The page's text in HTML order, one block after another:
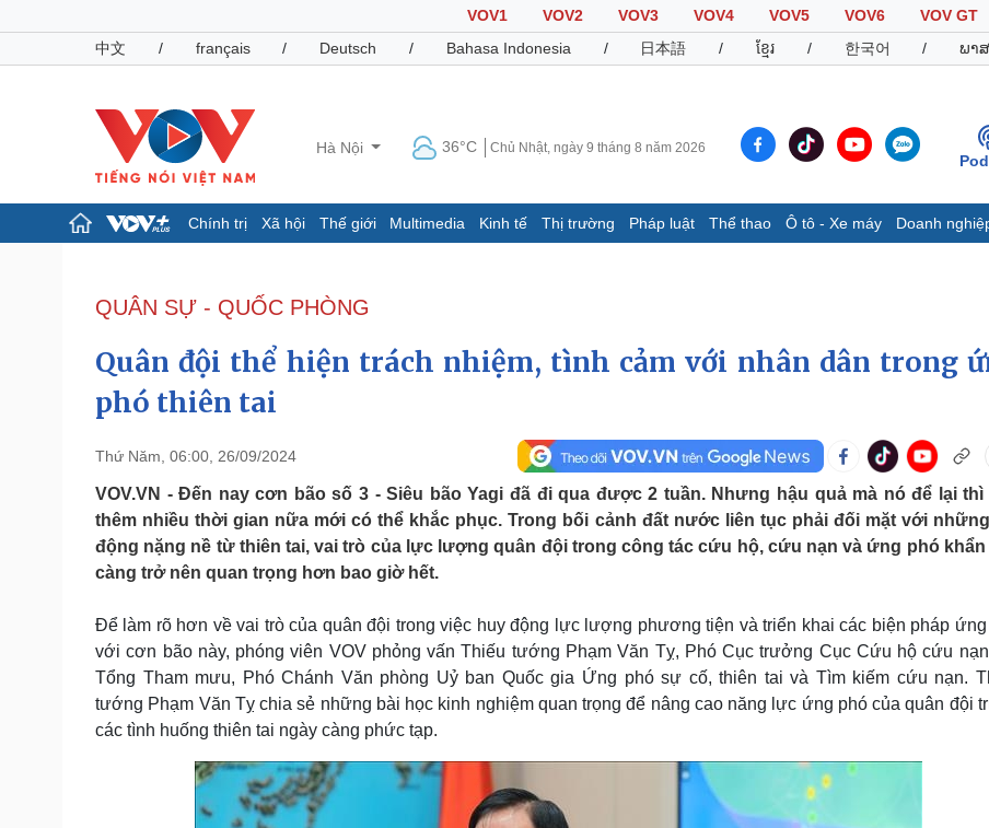
VOV1 VOV2 VOV3 VOV4 VOV5 VOV6
VOV GT
中文
/ français / Deutsch / Bahasa Indonesia / 日本語 / ខ្មែរ / 한국어 / ພາ
Hà Nội 36°C Chủ Nhật, ngày 9 tháng 8 năm 2026
Chính trị Xã hội Thế giới Multimedia Kinh tế Thị trường Pháp luật Thể thao Ô tô - Xe máy Doanh
Đảng
Tổ chức nhân sự
Nhận diện sự thật
Tin 24h
Dự báo thời tiết
Dấu ấn VOV
Infographic
Pháp luật
Tin nóng
Tư vấn luật
Việt Nam
Phân tích
Thể thao
Lịch thi đấu bóng đá
Thế giới thể thao
eSports
Ô tô - Xe máy
Xe máy
Tư vấn
Cây thuốc
Sản phụ khoa
Nhi khoa
Nam khoa
Phòng mạch online
Ăn sạch sống khỏe
Nhà đẹp
Blog
Tình yêu - Gia đình
Sân khấu - Điện ảnh
Văn học
Âm nhạc
Di sản
Thời trang
Sao Việt
QUÂN SỰ - QUỐC PHÒNG
Quân đội thể hiện trách nhiệm, tình cảm với nhân dân trong
phó thiên tai
Thứ Năm, 06:00, 26/09/2024
VOV.VN - Đến nay cơn bão số 3 - Siêu bão Yagi đã đi qua được 2 tuần. Nhưng hậu quả mà nó để lại thì
thêm nhiều thời gian nữa mới có thể khắc phục. Trong bối cảnh đất nước liên tục phải đối mặt với
động nặng nề từ thiên tai, vai trò của lực lượng quân đội trong công tác cứu hộ, cứu nạn và ứng phó khẩn
càng trở nên quan trọng hơn bao giờ hết.
Để làm rõ hơn về vai trò của quân đội trong việc huy động lực lượng phương tiện và triển khai các biện pháp
với cơn bão này, phóng viên VOV phỏng vấn Thiếu tướng Phạm Văn Tỵ, Phó Cục trưởng Cục Cứu hộ cứu
Tổng Tham mưu, Phó Chánh Văn phòng Uỷ ban Quốc gia Ứng phó sự cố, thiên tai và Tìm kiếm cứu nạn.
tướng Phạm Văn Tỵ chia sẻ những bài học kinh nghiệm quan trọng để nâng cao năng lực ứng phó của quân đội
các tình huống thiên tai ngày càng phức tạp.